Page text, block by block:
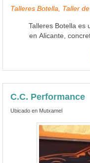
Talleres Botella, Taller
Talleres Botella es
en Alicante,
C.C. Performance
Ubicado en Mutxamel